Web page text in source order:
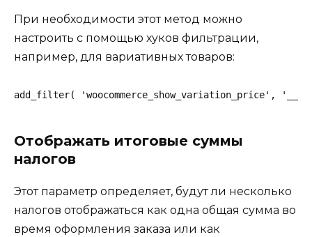
При необходимости этот метод можно
настроить с помощью хуков фильтрации,
например, для вариативных товаров:
add_filter( 'woocommerce_show_variation_price',
Отображать итоговые суммы
налогов
Этот параметр определяет, будут ли несколько
налогов отображаться как одна общая сумма во
время оформления заказа или как